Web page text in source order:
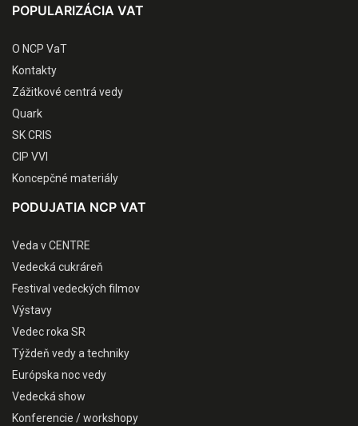
POPULARIZÁCIA VAT
O NCP VaT
Kontakty
Zážitkové centrá vedy
Quark
SK CRIS
CIP VVI
Koncepčné materiály
PODUJATIA NCP VAT
Veda v CENTRE
Vedecká cukráreň
Festival vedeckých filmov
Výstavy
Vedec roka SR
Týždeň vedy a techniky
Európska noc vedy
Vedecká show
Konferencie / workshopy